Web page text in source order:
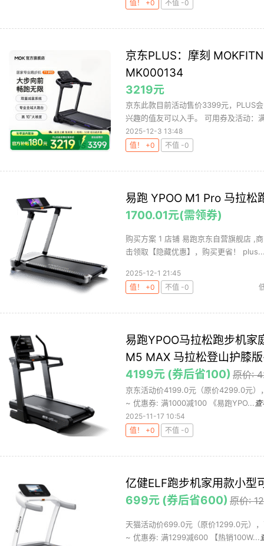
值！ +0 不值 -0
京东PLUS：摩刻
MK000134
3219元
京东此款目前活动售价3399元，PLUS
兴趣的值友可以入手。 可用券及活动：
2025-12-3 13:48
值！ +0
不值 -0
易跑 YPOO M1 Pro 马拉
1700.01元(需领券)
购买方案 1 店铺 易跑京东自营旗舰店 ,
击领取【隐藏优惠】，购买更省！
2025-12-1 21:45
值！ +0
不值 -0
易跑YPOO马拉松跑步机家
M5 MAX 马拉松登山护膝
4199元 (券后省100) 原价:
京东活动价4199.0元（原价4299.0元）
~ 优惠券: 满1000减100 《易跑YPO...
2025-11-17 10:54
值！ +0
不值 -0
亿健ELF跑步机家用款小型
699元 (券后省600) 原价:
天猫活动价699.0元（原价1299.0元）
~ 优惠券: 满1299减600 【热销100W...